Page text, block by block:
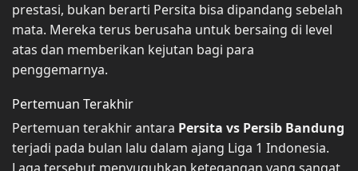
prestasi, bukan berarti Persita bisa dipandang sebelah
mata. Mereka terus berusaha untuk bersaing di level
atas dan memberikan kejutan bagi para
penggemarnya.
Pertemuan Terakhir
Pertemuan terakhir antara Persita vs Persib Bandung
terjadi pada bulan lalu dalam ajang Liga 1 Indonesia.